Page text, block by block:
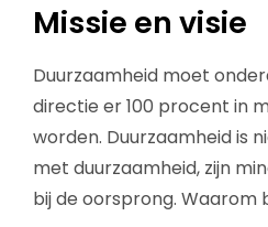
Missie en visie
Duurzaamheid moet
directie er 100 procent in
worden. Duurzaamheid is
met duurzaamheid, zijn
bij de oorsprong. Waarom